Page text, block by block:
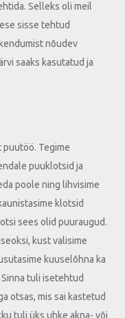
Selleks oli meil
sisse tehtud
nõudev
saaks kasutatud ja
puutöö. Tegime
puuklotsid ja
poole ning lihvisime
klotsid
sees olid puuraugud.
kust valisime
kuuselõhna ka
tuli isetehtud
otsas, mis sai kastetud
tuli üks uhke akna- või